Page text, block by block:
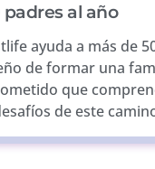
al año
ayuda a más de
de formar una
que
de este